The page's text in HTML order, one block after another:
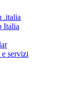
.italia
Italia
servizi